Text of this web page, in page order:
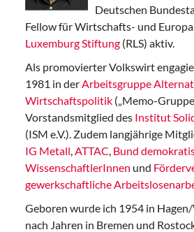
Deutschen
Fellow für Wirtschafts- und
Luxemburg Stiftung (RLS) aktiv.
Als promovierter Volkswirt
1981 in derArbeitsgruppe
Wirtschaftspolitik („Memo-
Vorstandsmitglied des Institut
(ISM e.V.). Zudem langjährige
IG Metall,ATTAC, Bund
WissenschaftlerInnen und
gewerkschaftliche
Geboren wurde ich 1954 in
nach Jahren in Bremen und